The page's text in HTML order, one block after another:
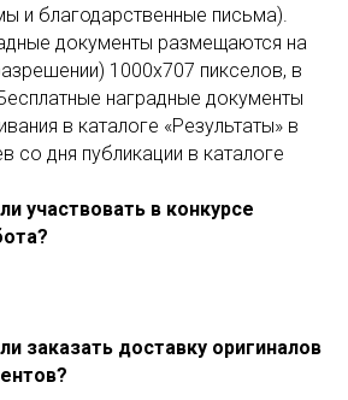
и благодарственные письма).
документы размещаются на
1000х707 пикселов, в
наградные документы
в каталоге «Результаты» в
со дня публикации в каталоге
участвовать в конкурсе
заказать доставку оригиналов